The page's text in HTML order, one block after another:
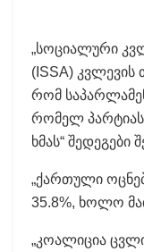
„სოციალური
(ISSA) კვლევის
რომ
რომელ
ხმას“
„ქართული
35.8%, ხოლო
„კოალიცია